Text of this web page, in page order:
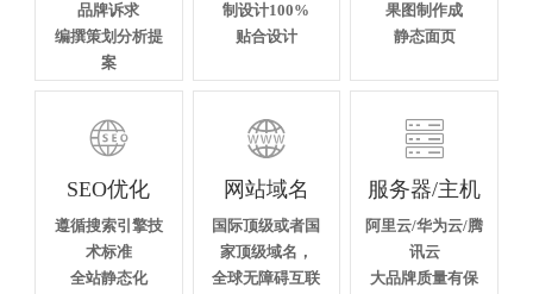
品牌诉求
编撰策划分析提
案
制设计100%
贴合设计
果图制作成
静态面页

SEO优化
遵循搜索引擎技
术标准
全站静态化

网站域名
国际顶级或者国
家顶级域名，
全球无障碍互联

服务器/主机
阿里云/华为云/腾
讯云
大品牌质量有保